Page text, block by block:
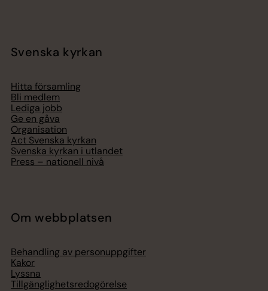
Svenska kyrkan
Hitta församling
Bli medlem
Lediga jobb
Ge en gåva
Organisation
Act Svenska kyrkan
Svenska kyrkan i utlandet
Press – nationell nivå
Om webbplatsen
Behandling av personuppgifter
Kakor
Lyssna
Tillgänglighetsredogörelse